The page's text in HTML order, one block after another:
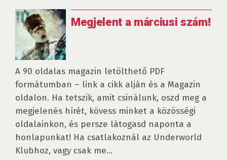
Megjelent a márciusi szám!
A 90 oldalas magazin letölthető PDF
formátumban – link a cikk alján és a Magazin
oldalon. Ha tetszik, amit csinálunk, oszd meg a
megjelenés hírét, kövess minket a közösségi
oldalainkon, és persze látogasd naponta a
honlapunkat! Ha csatlakoznál az Underworld
Klubhoz, vagy csak me...